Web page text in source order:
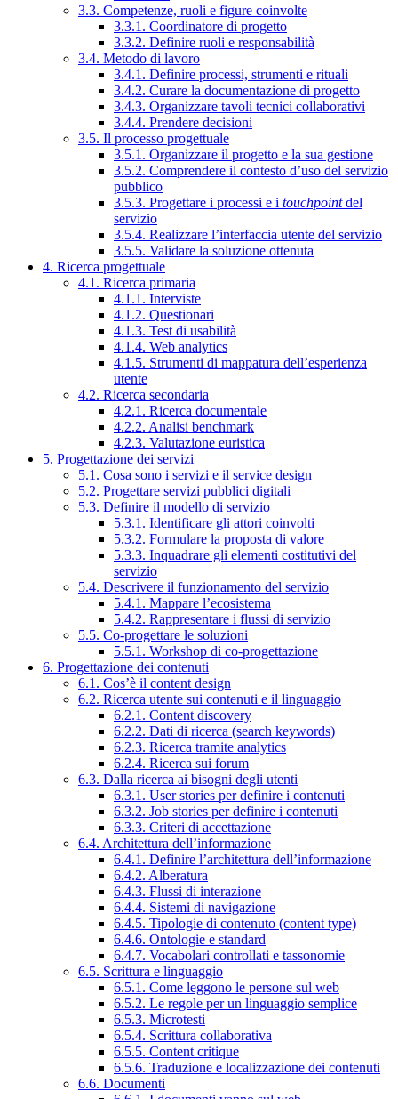
3.3. Competenze, ruoli e figure coinvolte
3.3.1. Coordinatore di progetto
3.3.2. Definire ruoli e responsabilità
3.4. Metodo di lavoro
3.4.1. Definire processi, strumenti e rituali
3.4.2. Curare la documentazione di progetto
3.4.3. Organizzare tavoli tecnici collaborativi
3.4.4. Prendere decisioni
3.5. Il processo progettuale
3.5.1. Organizzare il progetto e la sua gestione
3.5.2. Comprendere il contesto d’uso del servizio
pubblico
3.5.3. Progettare i processi e i touchpointdel
servizio
3.5.4. Realizzare l’interfaccia utente del servizio
3.5.5. Validare la soluzione ottenuta
4. Ricerca progettuale
4.1. Ricerca primaria
4.1.1. Interviste
4.1.2. Questionari
4.1.3. Test di usabilità
4.1.4. Web analytics
4.1.5. Strumenti di mappatura dell’esperienza
utente
4.2. Ricerca secondaria
4.2.1. Ricerca documentale
4.2.2. Analisi benchmark
4.2.3. Valutazione euristica
5. Progettazione dei servizi
5.1. Cosa sono i servizi e il service design
5.2. Progettare servizi pubblici digitali
5.3. Definire il modello di servizio
5.3.1. Identificare gli attori coinvolti
5.3.2. Formulare la proposta di valore
5.3.3. Inquadrare gli elementi costitutivi del
servizio
5.4. Descrivere il funzionamento del servizio
5.4.1. Mappare l’ecosistema
5.4.2. Rappresentare i flussi di servizio
5.5. Co-progettare le soluzioni
5.5.1. Workshop di co-progettazione
6. Progettazione dei contenuti
6.1. Cos’è il content design
6.2. Ricerca utente sui contenuti e il linguaggio
6.2.1. Content discovery
6.2.2. Dati di ricerca (search keywords)
6.2.3. Ricerca tramite analytics
6.2.4. Ricerca sui forum
6.3. Dalla ricerca ai bisogni degli utenti
6.3.1. User stories per definire i contenuti
6.3.2. Job stories per definire i contenuti
6.3.3. Criteri di accettazione
6.4. Architettura dell’informazione
6.4.1. Definire l’architettura dell’informazione
6.4.2. Alberatura
6.4.3. Flussi di interazione
6.4.4. Sistemi di navigazione
6.4.5. Tipologie di contenuto (content type)
6.4.6. Ontologie e standard
6.4.7. Vocabolari controllati e tassonomie
6.5. Scrittura e linguaggio
6.5.1. Come leggono le persone sul web
6.5.2. Le regole per un linguaggio semplice
6.5.3. Microtesti
6.5.4. Scrittura collaborativa
6.5.5. Content critique
6.5.6. Traduzione e localizzazione dei contenuti
6.6. Documenti